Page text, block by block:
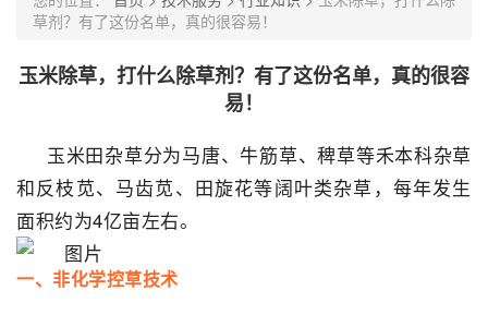
草剂？有了这份名单，真的很容易！
玉米除草，打什么除草剂？有了这份名单，真的很容
易！
玉米田杂草分为马唐、牛筋草、稗草等禾本科杂草
和反枝苋、马齿苋、田旋花等阔叶类杂草，每年发生
面积约为4亿亩左右。
一、非化学控草技术